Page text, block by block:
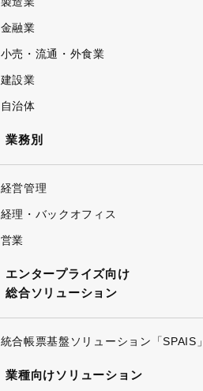
金融業
小売・流通・外食業
建設業
自治体
業務別
経営管理
経理・バックオフィス
営業
エンタープライズ向け
総合ソリューション
統合帳票基盤ソリューション「SPAIS」
業種向けソリューション